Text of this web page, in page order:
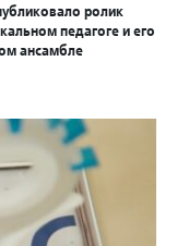
ролик
педагоге и его
ансамбле